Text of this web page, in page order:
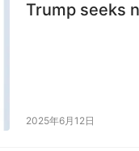
Trump seeks
2025年6月12日